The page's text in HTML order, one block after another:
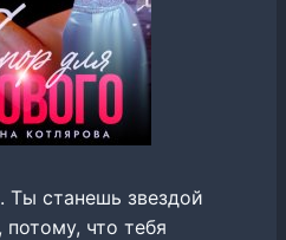
станешь звездой
что тебя